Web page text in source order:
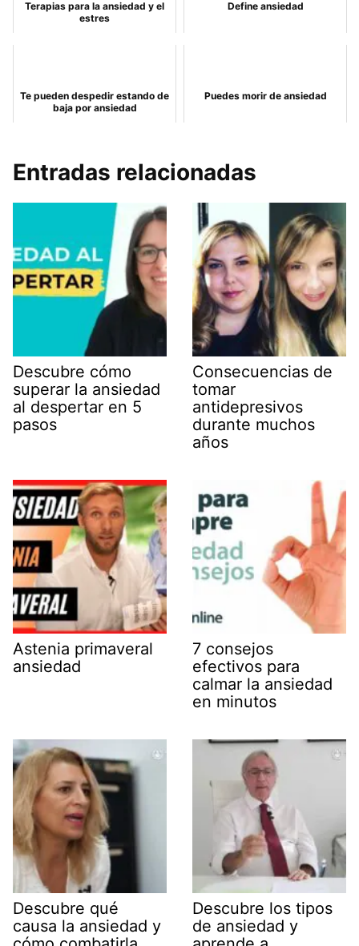
Terapias para la ansiedad y el
estres
Define ansiedad
Te pueden despedir estando de
baja por ansiedad
Puedes morir de ansiedad
Entradas relacionadas
Descubre cómo
superar la ansiedad
al despertar en 5
pasos
Consecuencias de
tomar
antidepresivos
durante muchos
años
Astenia primaveral
ansiedad
7 consejos
efectivos para
calmar la ansiedad
en minutos
Descubre qué
causa la ansiedad y
Descubre los tipos
de ansiedad y